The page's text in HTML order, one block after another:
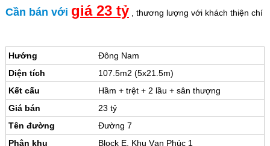
Cần bán với giá 23 tỷ, thương lượng với khách thiện chí
Hướng
Đông Nam
Diện tích
107.5m2 (5x21.5m)
Kết cấu
Hầm + trệt + 2 lầu + sân thượng
Giá bán
23 tỷ
Tên đường
Đường 7
Phân khu
Block E, Khu Vạn Phúc 1